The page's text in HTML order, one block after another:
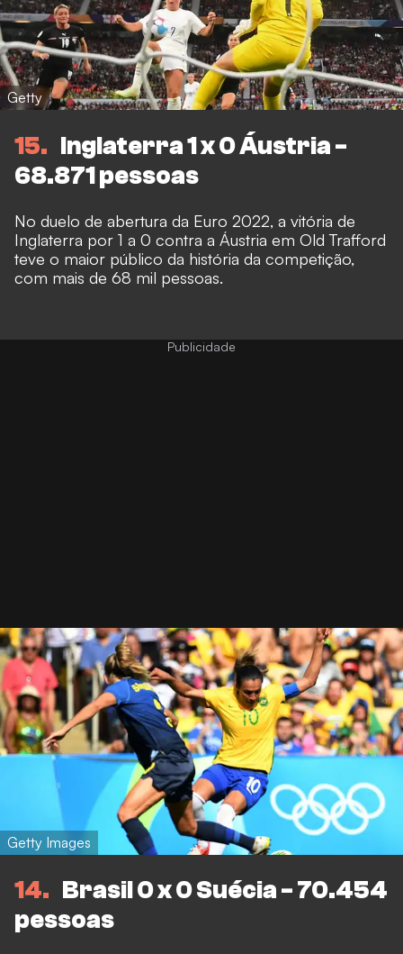
Getty
15
Inglaterra 1 x 0 Áustria -
68.871 pessoas
No duelo de abertura da Euro 2022, a vitória de
Inglaterra por 1 a 0 contra a Áustria em Old Trafford
teve o maior público da história da competição,
com mais de 68 mil pessoas.
Getty Images
14
Brasil 0 x 0 Suécia - 70.454
pessoas